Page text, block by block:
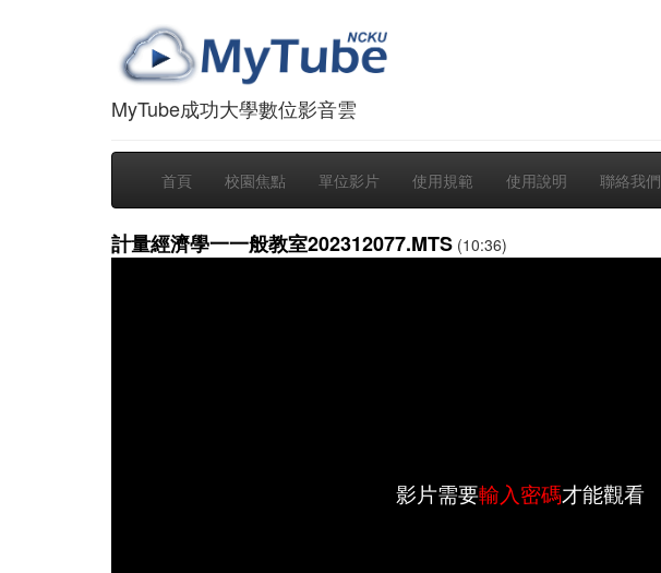
MyTube成功大學數位影音雲
首頁 校園焦點 單位影片 使用規範 使用說明 聯絡我們
計量經濟學一一般教室202312077.MTS (10:36)
影片需要輸入密碼才能觀看